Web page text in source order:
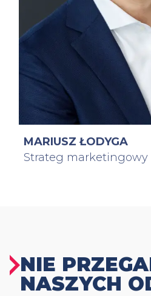
MARIUSZ ŁODYGA
Strateg marketingowy
NIE
NASZYCH